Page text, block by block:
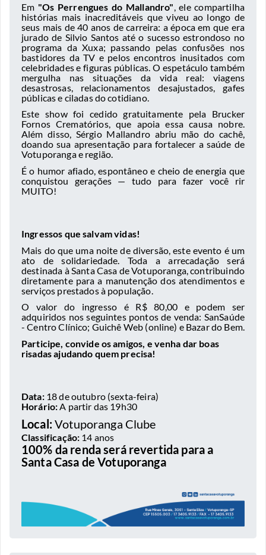
Em "Os Perrengues do Mallandro" , ele compartilha
histórias mais inacreditáveis que viveu ao longo de
seus mais de 40 anos de carreira: a época em que era
jurado de Silvio Santos até o sucesso estrondoso no
programa da Xuxa; passando pelas confusões nos
bastidores da TV e pelos encontros inusitados com
celebridades e figuras públicas. O espetáculo também
mergulha nas situações da vida real: viagens
desastrosas, relacionamentos desajustados, gafes
públicas e ciladas do cotidiano.
Este show foi cedido gratuitamente pela Brucker
Fornos Crematórios, que apoia essa causa nobre.
Além disso, Sérgio Mallandro abriu mão do cachê,
doando sua apresentação para fortalecer a saúde de
Votuporanga e região.
É o humor afiado, espontâneo e cheio de energia que
conquistou gerações — tudo para fazer você rir
MUITO!
Ingressos que salvam vidas!
Mais do que uma noite de diversão, este evento é um
ato de solidariedade. Toda a arrecadação será
destinada à Santa Casa de Votuporanga, contribuindo
diretamente para a manutenção dos atendimentos e
serviços prestados à população.
O valor do ingresso é R$ 80,00 e podem ser
adquiridos nos seguintes pontos de venda: SanSaúde
- Centro Clínico; Guichê Web (online) e Bazar do Bem.
Participe, convide os amigos, e venha dar boas
risadas ajudando quem precisa!
Data:18 de outubro (sexta-feira)
Horário:A partir das 19h30
Local:Votuporanga Clube
Classificação: 14 anos
100% da renda será revertida para a
Santa Casa de Votuporanga